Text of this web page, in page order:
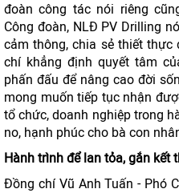
đoàn công tác nói riêng
Công đoàn, NLĐ PV Drilling
cảm thông, chia sẻ thiết thực
chí khẳng định quyết tâm
phấn đấu để nâng cao đời
mong muốn tiếp tục nhận
tổ chức, doanh nghiệp trong
no, hạnh phúc cho bà con
Hành trình để lan tỏa, gắn kết
Đồng chí Vũ Anh Tuấn - Phó